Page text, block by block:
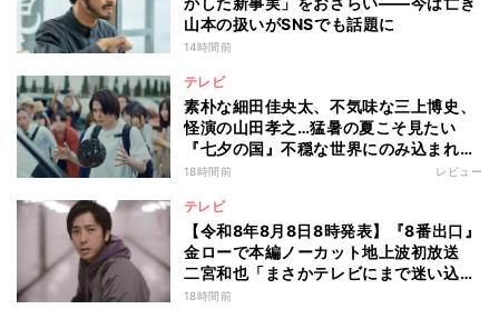
山本の扱いがSNSでも話題に
14時間前
テレビ
素朴な細田佳央太、不気味な三上博史、
怪演の山田孝之…猛暑の夏こそ見たい
『七夕の国』不穏な世界にのみ込まれる
超常ミステリー
18時間前 レビュー
テレビ
【令和8年8月8日8時発表】『8番出口』
金ローで本編ノーカット地上波初放送
二宮和也「まさかテレビにまで迷い込ん
でしまうとは」
18時間前